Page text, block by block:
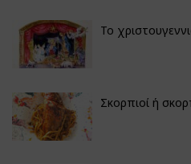
Το
Σκορπιοί ή